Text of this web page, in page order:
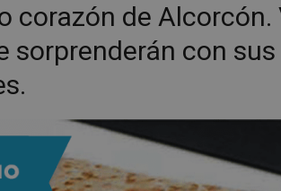
corazón de Alcorcón.
sorprenderán con sus